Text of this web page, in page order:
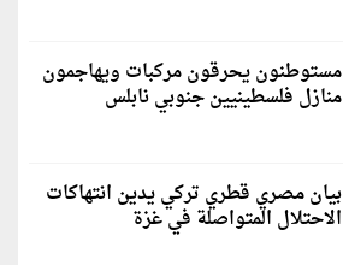
مستوطنون يحرقون مركبات ويهاجمون
منازل فلسطينيين جنوبي نابلس
بيان مصري قطري تركي يدين انتهاكات
الاحتلال المتواصلة في غزة